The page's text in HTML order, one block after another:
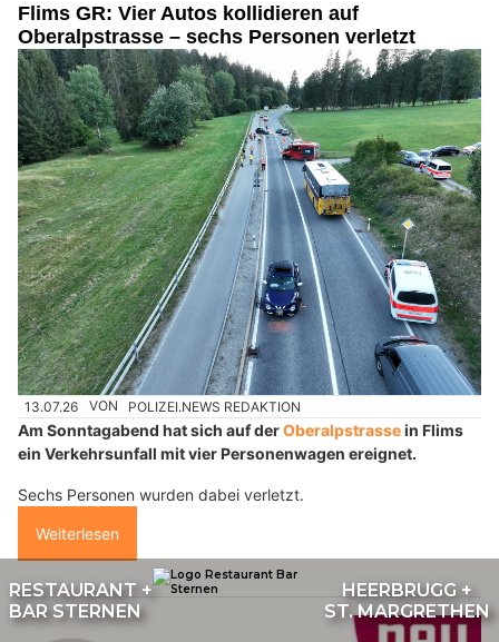
Flims GR: Vier Autos kollidieren auf
Oberalpstrasse – sechs Personen verletzt
13.07.26 VON POLIZEI.NEWS REDAKTION
Am Sonntagabend hat sich auf derOberalpstrassein Flims
ein Verkehrsunfall mit vier Personenwagen ereignet.
Sechs Personen wurden dabei verletzt.
Weiterlesen